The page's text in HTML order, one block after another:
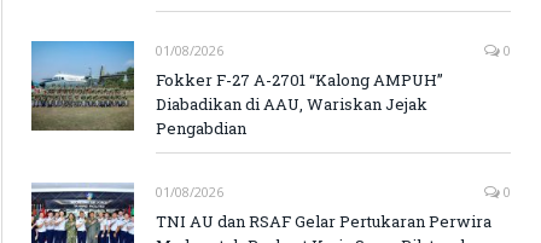
01/08/2026 0
Fokker F-27 A-2701 “Kalong AMPUH”
Diabadikan di AAU, Wariskan Jejak
Pengabdian
01/08/2026 0
TNI AU dan RSAF Gelar Pertukaran Perwira